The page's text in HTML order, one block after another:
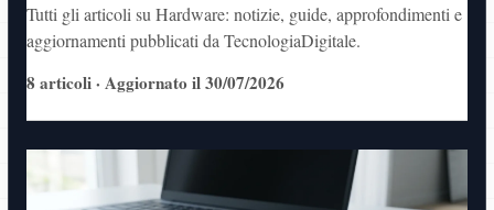
Tutti gli articoli su Hardware: notizie, guide, approfondimenti e
aggiornamenti pubblicati da TecnologiaDigitale.
8 articoli · Aggiornato il 30/07/2026